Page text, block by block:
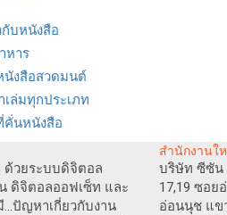
กับหนังสือ
หาร
งสือสวดมนต์
เล่มทุกประเภท
นหนังสือ
ด้วยระบบดิจิตอล
ดิจิตอลออฟเซ็ท และ
ปัญหาเกี่ยวกับงาน
สำนักงานใ
บริษัท ซีซัน
17,19 ซอย
อ่อนนุช แข